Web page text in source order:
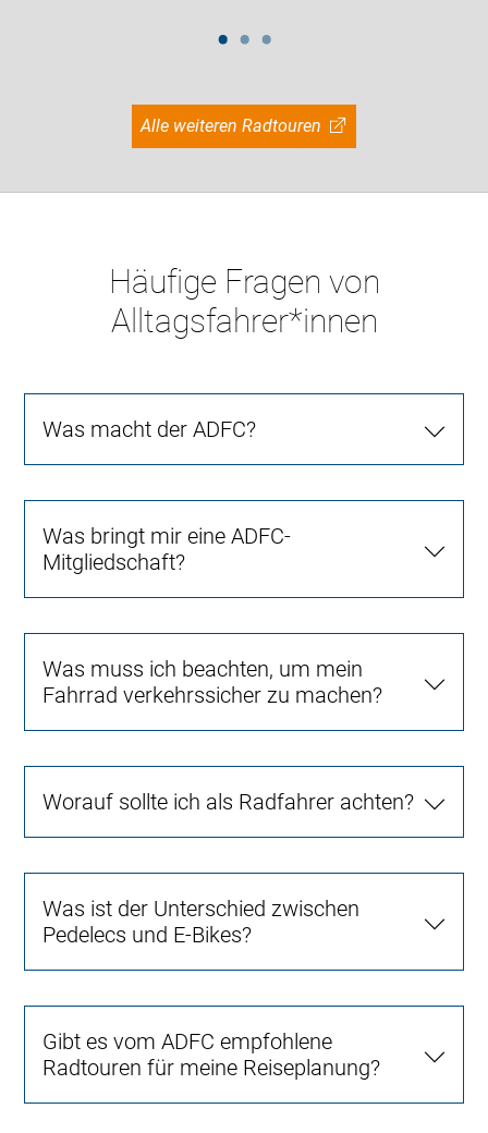
Alle weiteren Radtouren
Häufige Fragen von
Alltagsfahrer*innen
Was macht der ADFC?
Was bringt mir eine ADFC-
Mitgliedschaft?
Was muss ich beachten, um mein
Fahrrad verkehrssicher zu machen?
Worauf sollte ich als Radfahrer achten?
Was ist der Unterschied zwischen
Pedelecs und E-Bikes?
Gibt es vom ADFC empfohlene
Radtouren für meine Reiseplanung?